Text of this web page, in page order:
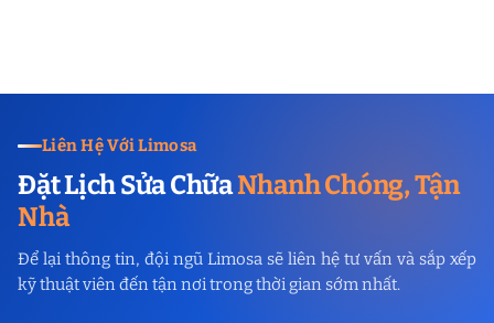
Liên Hệ Với Limosa
Đặt Lịch Sửa ChữaNhanh Chóng, Tận
Nhà
Để lại thông tin, đội ngũ Limosa sẽ liên hệ tư vấn và sắp xếp
kỹ thuật viên đến tận nơi trong thời gian sớm nhất.